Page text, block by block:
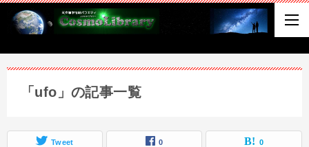
「ufo」の記事一覧
Tweet 0 0